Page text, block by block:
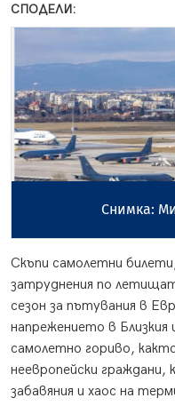
СПОДЕЛИ:
Снимка:
Скъпи самолетни
затруднения по
сезон за пътувания в
напрежението в
самолетно гориво,
неевропейски граждани,
забавяния и хаос на